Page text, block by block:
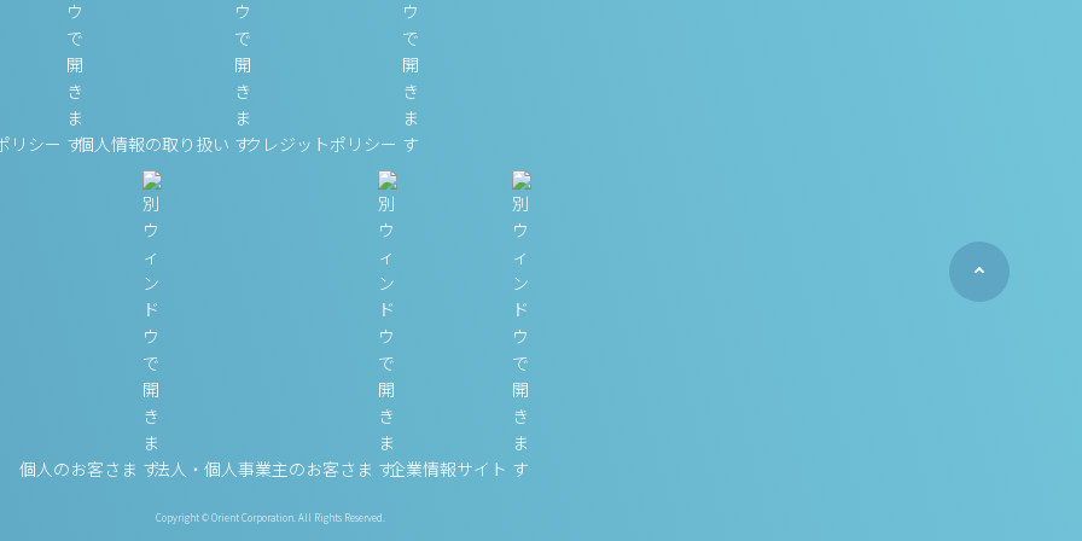
個人のお客さま 法人・個人事業主のお客さま 企業情報サイト
リシー 個人情報の取り扱い クレジットポリシー
Copyright © Orient Corporation. All Rights Reserved.